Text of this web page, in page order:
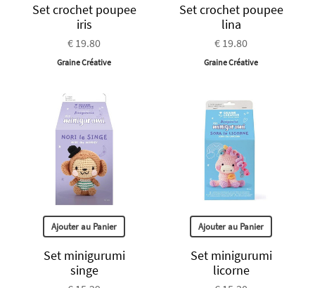
Set crochet poupee
iris
€ 19.80
Graine Créative
Set crochet poupee
lina
€ 19.80
Graine Créative
Ajouter au Panier
Set minigurumi
singe
Ajouter au Panier
Set minigurumi
licorne